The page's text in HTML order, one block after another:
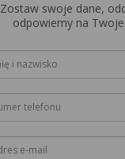
Zostaw swoje dane,
odpowiemy na